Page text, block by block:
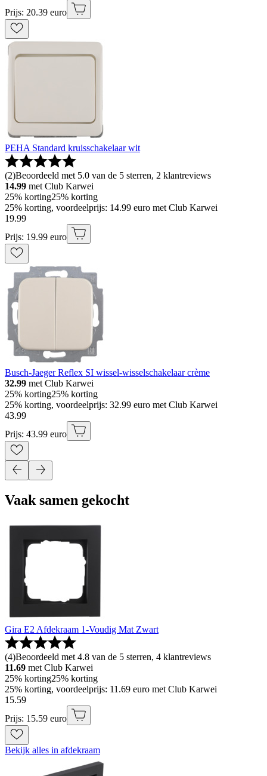
Prijs: 20.39 euro
PEHA Standard kruisschakelaar wit
(2)Beoordeeld met 5.0 van de 5 sterren, 2 klantreviews
14.99 met Club Karwei
25% korting25% korting
25% korting, voordeelprijs: 14.99 euro met Club Karwei
19.99
Prijs: 19.99 euro
Busch-Jaeger Reflex SI wissel-wisselschakelaar crème
32.99 met Club Karwei
25% korting25% korting
25% korting, voordeelprijs: 32.99 euro met Club Karwei
43.99
Prijs: 43.99 euro
Vaak samen gekocht
Gira E2 Afdekraam 1-Voudig Mat Zwart
(4)Beoordeeld met 4.8 van de 5 sterren, 4 klantreviews
11.69 met Club Karwei
25% korting25% korting
25% korting, voordeelprijs: 11.69 euro met Club Karwei
15.59
Prijs: 15.59 euro
Bekijk alles in afdekraam